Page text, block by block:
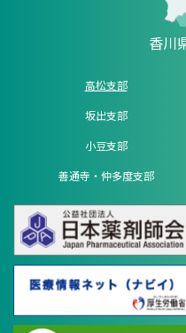
香川
高松支部
坂出支部
小豆支部
善通寺・仲多度支部